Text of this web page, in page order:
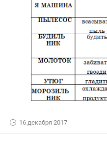
16 декабря 2017